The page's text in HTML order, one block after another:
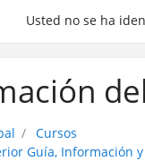
Usted no se ha
Cursos
Guía, Información